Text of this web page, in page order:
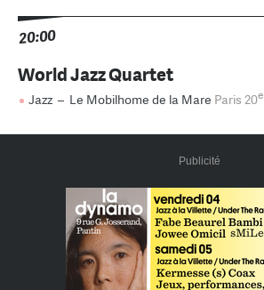
20:00
World Jazz Quartet
Jazz – Le Mobilhome de la Mare Paris 20e
Publicité